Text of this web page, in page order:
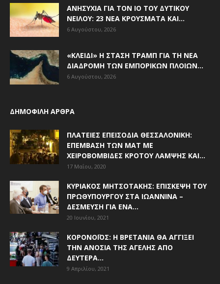
ΑΝΗΣΥΧΊΑ ΓΙΑ ΤΟΝ ΙΌ ΤΟΥ ΔΥΤΙΚΟΎ
ΝΕΊΛΟΥ: 23 ΝΈΑ ΚΡΟΎΣΜΑΤΑ ΚΑΙ...
6 Αυγούστου, 2026
«ΚΛΕΙΔΊ» Η ΣΤΆΣΗ ΤΡΑΜΠ ΓΙΑ ΤΗ ΝΈΑ
ΔΙΑΔΡΟΜΉ ΤΩΝ ΕΜΠΟΡΙΚΏΝ ΠΛΟΊΩΝ...
6 Αυγούστου, 2026
ΔΗΜΟΦΙΛΗ ΑΡΘΡΑ
ΠΛΑΤΕΊΕΣ ΕΠΕΙΣΌΔΙΑ ΘΕΣΣΑΛΟΝΊΚΗ:
ΕΠΈΜΒΑΣΗ ΤΩΝ ΜΑΤ ΜΕ
ΧΕΙΡΟΒΟΜΒΊΔΕΣ ΚΡΌΤΟΥ ΛΆΜΨΗΣ ΚΑΙ...
17 Μαΐου, 2020
ΚΥΡΙΆΚΟΣ ΜΗΤΣΟΤΆΚΗΣ: ΕΠΊΣΚΕΨΗ ΤΟΥ
ΠΡΩΘΥΠΟΥΡΓΟΎ ΣΤΑ ΙΩΆΝΝΙΝΑ –
ΔΈΣΜΕΥΣΗ ΓΙΑ ΈΝΑ...
20 Ιουνίου, 2021
ΚΟΡΟΝΟΪΌΣ: Η ΒΡΕΤΑΝΊΑ ΘΑ ΑΓΓΊΞΕΙ
ΤΗΝ ΑΝΟΣΊΑ ΤΗΣ ΑΓΈΛΗΣ ΑΠΌ
ΔΕΥΤΈΡΑ...
9 Απριλίου, 2021